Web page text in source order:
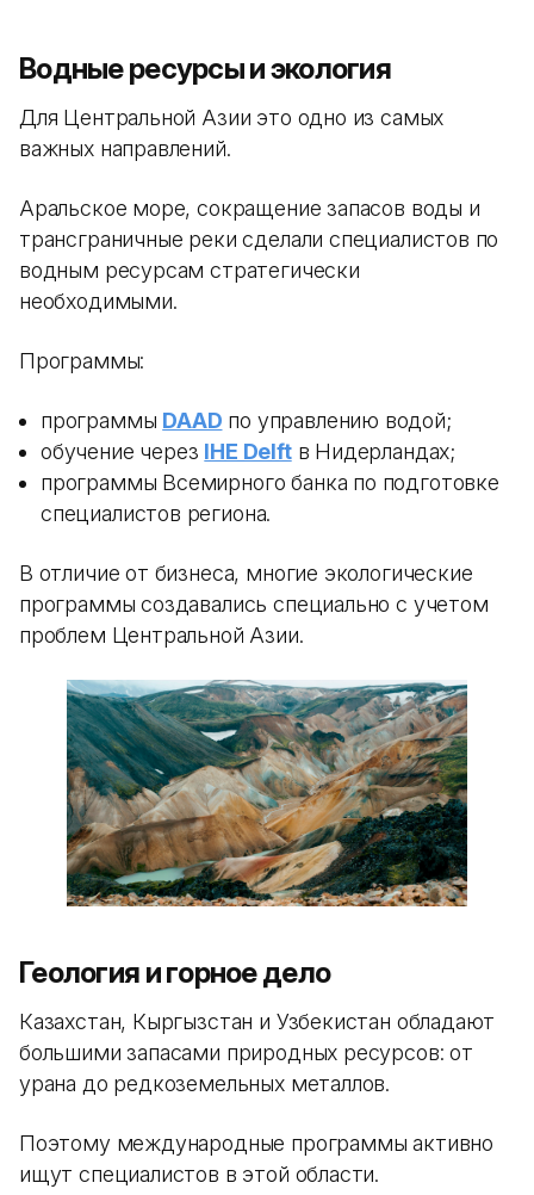
Водные ресурсы и экология
Для Центральной Азии это одно из самых
важных направлений.
Аральское море, сокращение запасов воды и
трансграничные реки сделали специалистов по
водным ресурсам стратегически
необходимыми.
Программы:
программы DAAD по управлению водой;
обучение через IHE Delftв Нидерландах;
программы Всемирного банка по подготовке
специалистов региона.
В отличие от бизнеса, многие экологические
программы создавались специально с учетом
проблем Центральной Азии.
Геология и горное дело
Казахстан, Кыргызстан и Узбекистан обладают
большими запасами природных ресурсов: от
урана до редкоземельных металлов.
Поэтому международные программы активно
ищут специалистов в этой области.